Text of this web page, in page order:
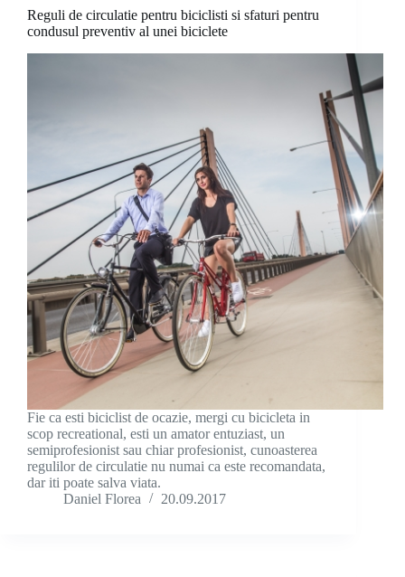
Reguli de circulatie pentru biciclisti si sfaturi pentru
condusul preventiv al unei biciclete
Fie ca esti biciclist de ocazie, mergi cu bicicleta in
scop recreational, esti un amator entuziast, un
semiprofesionist sau chiar profesionist, cunoasterea
regulilor de circulatie nu numai ca este recomandata,
dar iti poate salva viata.
Daniel Florea
20.09.2017